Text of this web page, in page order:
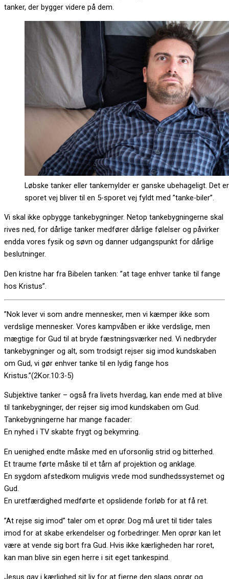
tanker, der bygger videre på dem.
Løbske tanker eller tankemylder er ganske ubehageligt. Det
sporet vej bliver til en 5-sporet vej fyldt med ”tanke-biler”.
Vi skal ikke opbygge tankebygninger. Netop tankebygningerne skal
rives ned, for dårlige tanker medfører dårlige følelser og påvirker
endda vores fysik og søvn og danner udgangspunkt for dårlige
beslutninger.
Den kristne har fra Bibelen tanken: ”at tage enhver tanke til fange
hos Kristus”.
”Nok lever vi som andre mennesker, men vi kæmper ikke som
verdslige mennesker. Vores kampvåben er ikke verdslige, men
mægtige for Gud til at bryde fæstningsværker ned. Vi nedbryder
tankebygninger og alt, som trodsigt rejser sig imod kundskaben
om Gud, vi gør enhver tanke til en lydig fange hos
Kristus.”(2Kor.10:3-5)
Subjektive tanker – også fra livets hverdag, kan ende med at blive
til tankebygninger, der rejser sig imod kundskaben om Gud.
Tankebygningerne har mange facader:
En nyhed i TV skabte frygt og bekymring.
En uenighed endte måske med en uforsonlig strid og bitterhed.
Et traume førte måske til et tårn af projektion og anklage.
En sygdom afstedkom muligvis vrede mod sundhedssystemet og
Gud.
En uretfærdighed medførte et opslidende forløb for at få ret.
”At rejse sig imod” taler om et oprør. Dog må uret til tider tales
imod for at skabe erkendelser og forbedringer. Men oprør kan let
være at vende sig bort fra Gud. Hvis ikke kærligheden har roret,
kan man blive sin egen herre i sit eget tankespind.
Jesus gav i kærlighed sit liv for at fjerne den slags oprør og